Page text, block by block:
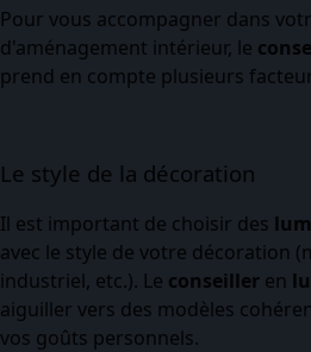
Pour vous accompagner dans
d'aménagement intérieur, le
prend en compte plusieurs
Le style de la décoration
Il est important de choisir des
avec le style de votre décoration
industriel, etc.). Le conseiller en
aiguiller vers des modèles
vos goûts personnels.